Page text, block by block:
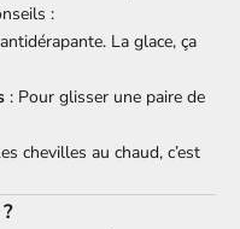
:
La glace, ça
: Pour glisser une paire de
chevilles au chaud, c’est